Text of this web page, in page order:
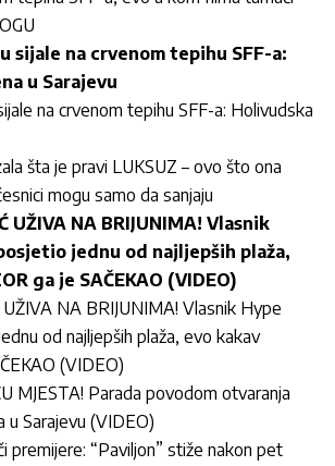
sijale na crvenom tepihu SFF-a:
u Sarajevu
na crvenom tepihu SFF-a: Holivudska
šta je pravi LUKSUZ – ovo što ona
mogu samo da sanjaju
UŽIVA NA BRIJUNIMA! Vlasnik
jednu od najljepših plaža,
ga je SAČEKAO (VIDEO)
NA BRIJUNIMA! Vlasnik Hype
od najljepših plaža, evo kakav
(VIDEO)
MJESTA! Parada povodom otvaranja
u Sarajevu (VIDEO)
premijere: “Paviljon” stiže nakon pet